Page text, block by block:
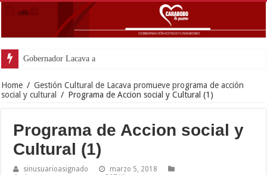
Gobernador Lacava anunció colocaci
Home / Gestión Cultural de Lacava promueve programa de acción
social y cultural / Programa de Accion social y Cultural (1)
Programa de Accion social y
Cultural (1)
sinusuarioasignado
marzo 5, 2018